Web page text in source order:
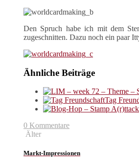
Den Spruch habe ich mit dem
zugeschnitten. Dazu noch ein paar
Ähnliche Beiträge
Tag
0 Kommentare
Älter
Markt-Impressionen